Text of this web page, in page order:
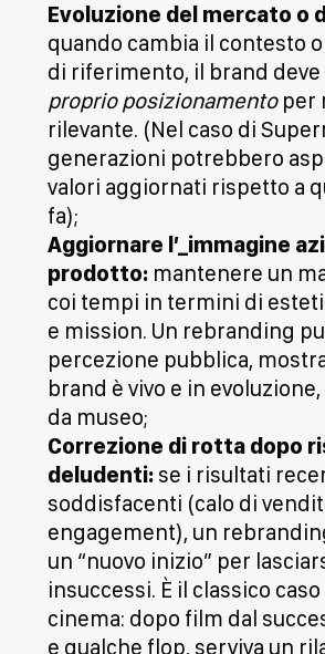
Evoluzione del mercato o
quando cambia il contesto
di riferimento, il brand deve
proprio posizionamentoper
rilevante. (Nel caso di
generazioni potrebbero
valori aggiornati rispetto a
fa);
Aggiornare l’_immagine
prodotto:mantenere un
coi tempi in termini di
e mission. Un rebranding
percezione pubblica,
brand è vivo e in
da museo;
Correzione di rotta dopo
deludenti:se i risultati
soddisfacenti (calo di
engagement), un
un “nuovo inizio” per
insuccessi. È il classico
cinema: dopo film dal
e qualche flop, serviva un